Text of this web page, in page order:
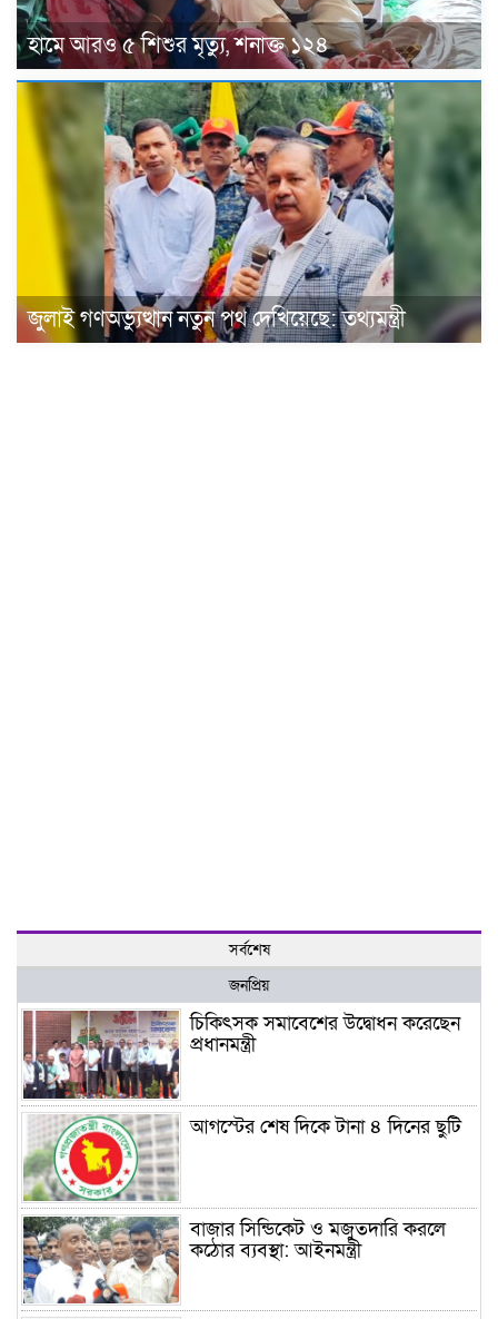
হামে আরও ৫ শিশুর মৃত্যু, শনাক্ত ১২৪
জুলাই গণঅভ্যুত্থান নতুন পথ দেখিয়েছে: তথ্যমন্ত্রী
সর্বশেষ
জনপ্রিয়
চিকিৎসক সমাবেশের উদ্বোধন করেছেন
প্রধানমন্ত্রী
আগস্টের শেষ দিকে টানা ৪ দিনের ছুটি
বাজার সিন্ডিকেট ও মজুতদারি করলে
কঠোর ব্যবস্থা: আইনমন্ত্রী